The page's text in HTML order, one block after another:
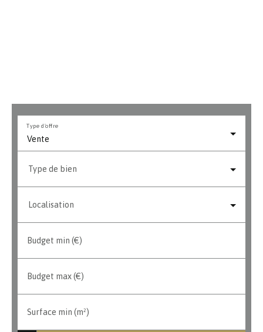
Vente
Type d'offre
Type de bien
Localisation
Budget min (€)
Budget max (€)
Surface min (m²)